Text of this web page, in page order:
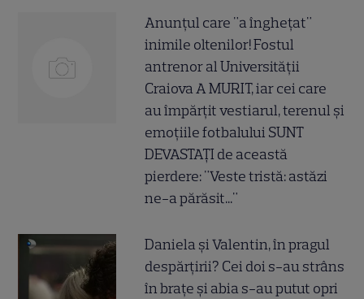
Anunțul care "a înghețat"
inimile oltenilor! Fostul
antrenor al Universității
Craiova A MURIT, iar cei care
au împărțit vestiarul, terenul și
emoțiile fotbalului SUNT
DEVASTAȚI de această
pierdere: "Veste tristă: astăzi
ne-a părăsit..."
Daniela și Valentin, în pragul
despărțirii? Cei doi s-au strâns
în brațe și abia s-au putut opri